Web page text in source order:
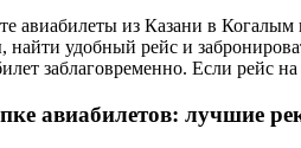
авиабилеты из Казани в
удобный рейс и
заблаговременно. Если рейс
авиабилетов: лучшие